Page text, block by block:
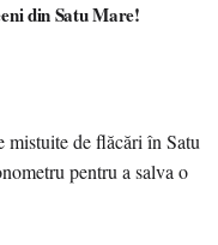
din Satu Mare!